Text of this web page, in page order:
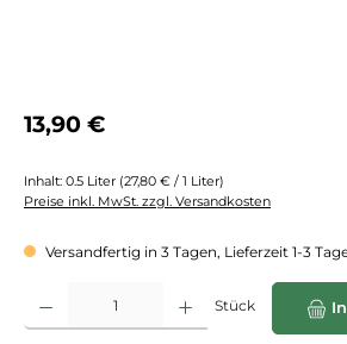
Regulärer Preis:
13,90 €
Inhalt: 0.5 Liter (27,80 € / 1 Liter)
Preise inkl. MwSt. zzgl. Versandkosten
Versandfertig in 3 Tagen, Lieferzeit 1-3
Produkt Anzahl: Gib den gewünschten Wert ein
Stück